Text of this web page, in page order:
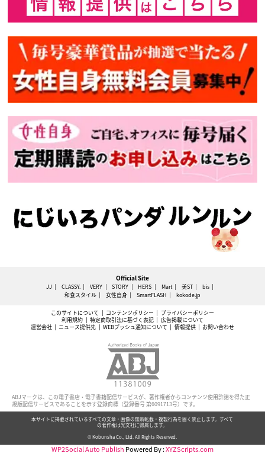
Official Site
JJ CLASSY. VERY STORY HERS Mart 美ST
bis
和食スタイル
女性自身 SmartFLASH kokode.jp
このサイトについて コンテンツポリシー
プライバシーポリシー
利用規約
特定商取引法に基づく表記
広告掲載について
運営会社
ニュース提供先 WEBプッシュ通知について 情報提供 お問い合わせ
ABJマークは、この電子書店・電子書籍配信サービスが、著作権者からコンテンツ使用許諾を得た正
規版配信サービスであることを示す登録商標（登録番号 第6091713号）です。
本サイトに掲載されているすべての文章・画像の無断転載・複製行為を固く禁止します。すべて
の著作権は光文社に帰属します。
© Kobunsha Co., Ltd. All Rights Reserved.
WP2Social Auto Publish Powered By :XYZScripts.com